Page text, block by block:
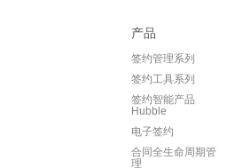
产品
签约管理系列
签约工具系列
签约智能产品
Hubble
电子签约
合同全生命周期管
理